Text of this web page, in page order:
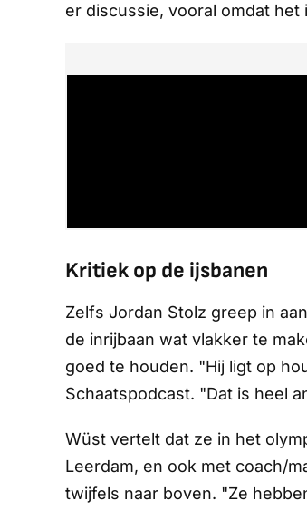
er discussie, vooral omdat
Kritiek op de ijsbanen
Zelfs Jordan Stolz greep in
de inrijbaan wat vlakker te
goed te houden. "Hij ligt op
Schaatspodcast. "Dat is heel
Wüst vertelt dat ze in het
Leerdam, en ook met coach/
twijfels naar boven. "Ze